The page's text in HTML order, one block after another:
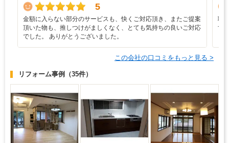
5
金額に入らない部分のサービスも、快くご対応頂き、またご提案
頂いた物も、推しつけがましくなく、とても気持ちの良いご対応
でした。 ありがとうございました。
職
す
この会社の口コミをもっと見る >
リフォーム事例 （35件）